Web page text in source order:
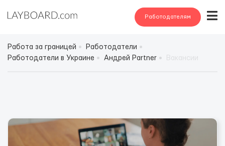
Работодателям
Работа за границей
Работодатели
Работодатели в Украине
Андрей Partner